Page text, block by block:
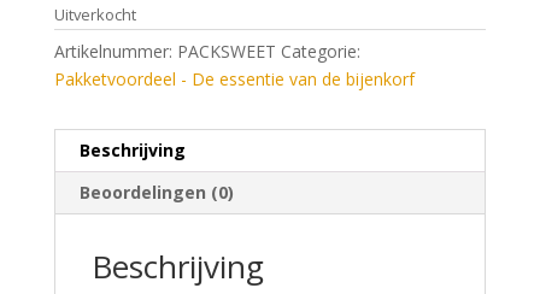
Uitverkocht
Artikelnummer: PACKSWEET Categorie:
Pakketvoordeel - De essentie van de bijenkorf
Beschrijving
Beoordelingen (0)
Beschrijving